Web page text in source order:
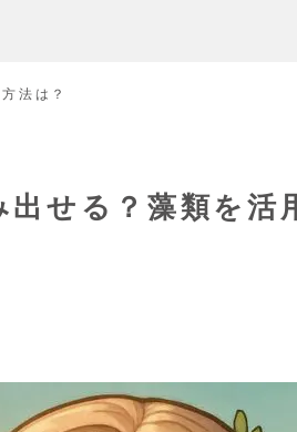
法は？
せる？藻類を活